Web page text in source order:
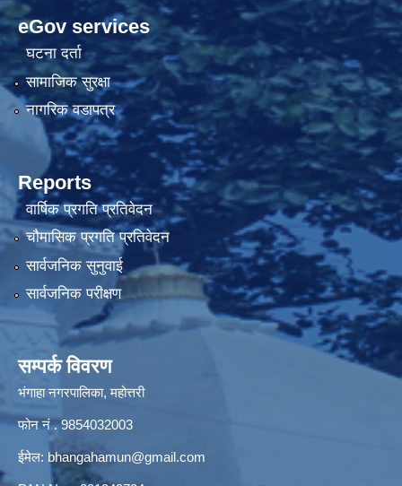
eGov services
घटना दर्ता
सामाजिक सुरक्षा
नागरिक वडापत्र
Reports
वार्षिक प्रगति प्रतिवेदन
चौमासिक प्रगति प्रतिवेदन
सार्वजनिक सुनुवाई
सार्वजनिक परीक्षण
सम्पर्क विवरण
भंगाहा नगरपालिका, महोत्तरी
फोन नं . 9854032003
ईमेल: bhangahamun@gmail.com